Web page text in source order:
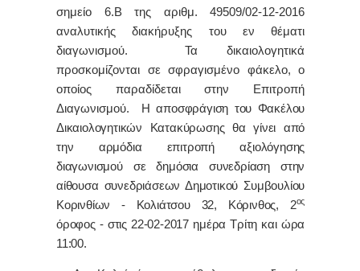
σημείο 6.Β της αριθμ. 49509/02-12-2016
αναλυτικής διακήρυξης του εν θέματι
διαγωνισμού.Τα δικαιολογητικά
προσκομίζονται σε σφραγισμένο φάκελο, ο
οποίος παραδίδεται στην Επιτροπή
Διαγωνισμού.
Η αποσφράγιση του Φακέλου
Δικαιολογητικών Κατακύρωσης θα γίνει από
την αρμόδια επιτροπή αξιολόγησης
διαγωνισμού σε δημόσια συνεδρίαση στην
αίθουσα συνεδριάσεων Δημοτικού Συμβουλίου
Κορινθίων - Κολιάτσου 32, Κόρινθος, 2ος
όροφος - στις 22-02-2017 ημέρα Τρίτη και ώρα
11:00.